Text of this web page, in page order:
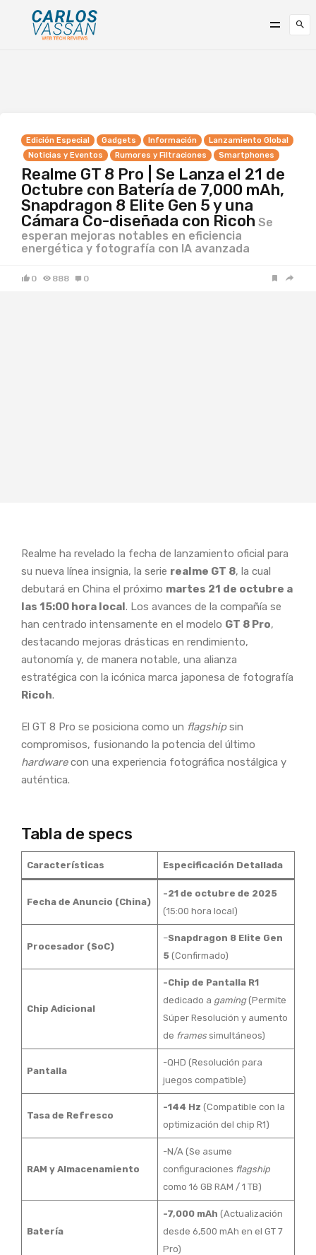
Edición Especial Gadgets Información
Lanzamiento Global
Noticias y Eventos
Rumores y Filtraciones Smartphones
Realme GT 8 Pro | Se Lanza el 21 de
Octubre con Batería de 7,000 mAh,
Snapdragon 8 Elite Gen 5 y una
Cámara Co-diseñada con Ricoh Se
esperan mejoras notables en eficiencia
energética y fotografía con IA avanzada
0 888 0
Realme ha revelado la fecha de lanzamiento oficial para
su nueva línea insignia, la serie realme GT 8, la cual
debutará en China el próximo martes 21 de octubre a
las 15:00 hora local. Los avances de la compañía se
han centrado intensamente en el modelo GT 8 Pro,
destacando mejoras drásticas en rendimiento,
autonomía y, de manera notable, una alianza
estratégica con la icónica marca japonesa de fotografía
Ricoh.
El GT 8 Pro se posiciona como un flagshipsin
compromisos, fusionando la potencia del último
hardwarecon una experiencia fotográfica nostálgica y
auténtica.
Tabla de specs
Características Especificación Detallada
Fecha de Anuncio (China)
-21 de octubre de 2025
(15:00 hora local)
Procesador (SoC)
–Snapdragon 8 Elite Gen
5(Confirmado)
Chip Adicional
-Chip de Pantalla R1
dedicado a gaming(Permite
Súper Resolución y aumento
de framessimultáneos)
Pantalla
-QHD (Resolución para
juegos compatible)
Tasa de Refresco
-144 Hz (Compatible con la
optimización del chip R1)
RAM y Almacenamiento
-N/A (Se asume
configuraciones flagship
como 16 GB RAM / 1 TB)
Batería
-7,000 mAh (Actualización
desde 6,500 mAh en el GT 7
Pro)